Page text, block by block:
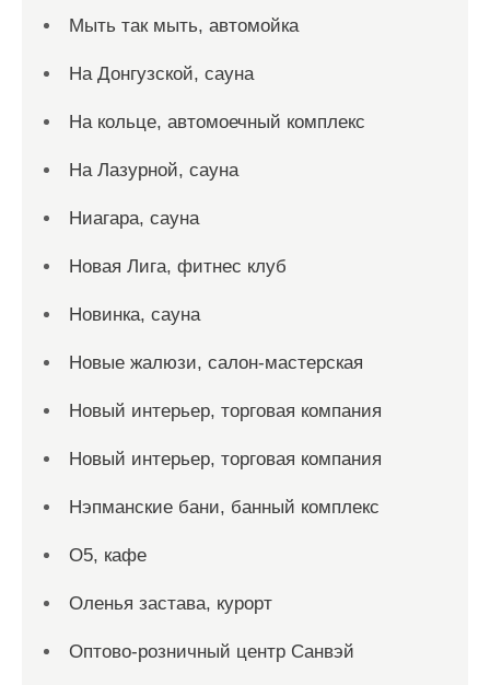
Мыть так мыть, автомойка
На Донгузской, сауна
На кольце, автомоечный комплекс
На Лазурной, сауна
Ниагара, сауна
Новая Лига, фитнес клуб
Новинка, сауна
Новые жалюзи, салон-мастерская
Новый интерьер, торговая компания
Новый интерьер, торговая компания
Нэпманские бани, банный комплекс
О5, кафе
Оленья застава, курорт
Оптово-розничный центр Санвэй